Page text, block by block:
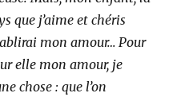
que j’aime et chéris
mon amour… Pour
elle mon amour, je
chose : que l’on